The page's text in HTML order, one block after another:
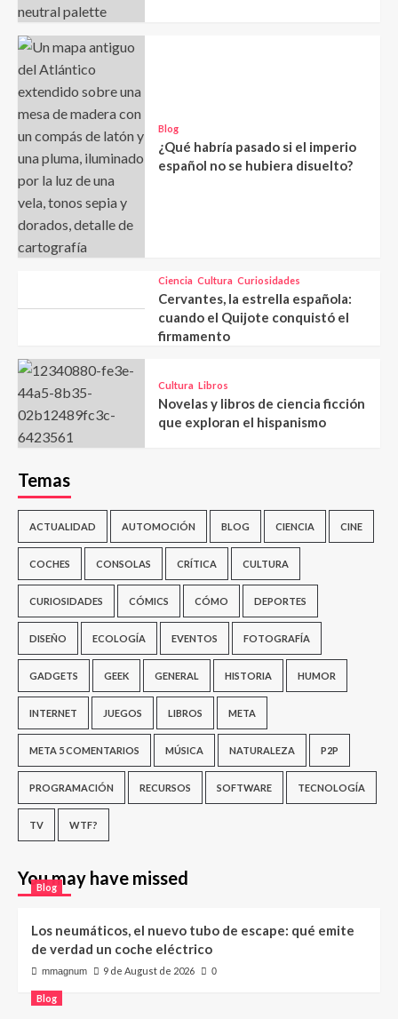
Blog
¿Qué habría pasado si el imperio
español no se hubiera disuelto?
Ciencia Cultura Curiosidades
Cervantes, la estrella española:
cuando el Quijote conquistó el
firmamento
Cultura Libros
Novelas y libros de ciencia ficción
que exploran el hispanismo
Temas
ACTUALIDAD AUTOMOCIÓN BLOG CIENCIA CINE
COCHES CONSOLAS CRÍTICA CULTURA
CURIOSIDADES CÓMICS CÓMO DEPORTES
DISEÑO ECOLOGÍA EVENTOS FOTOGRAFÍA
GADGETS GEEK GENERAL HISTORIA HUMOR
INTERNET JUEGOS LIBROS META
META 5 COMENTARIOS MÚSICA NATURALEZA P2P
PROGRAMACIÓN RECURSOS SOFTWARE TECNOLOGÍA
TV WTF?
You may have missed
Blog
Los neumáticos, el nuevo tubo de escape: qué emite
de verdad un coche eléctrico
mmagnum 9 de August de 2026 0
Blog